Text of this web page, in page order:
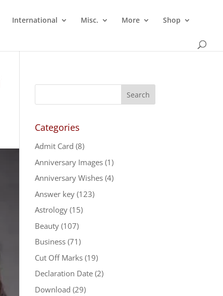
International Misc. More Shop
Categories
Admit Card (8)
Anniversary Images(1)
Anniversary Wishes(4)
Answer key(123)
Astrology(15)
Beauty(107)
Business(71)
Cut Off Marks(19)
Declaration Date(2)
Download (29)